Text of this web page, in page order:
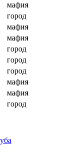
мафия
город
мафия
мафия
город
город
город
мафия
мафия
город